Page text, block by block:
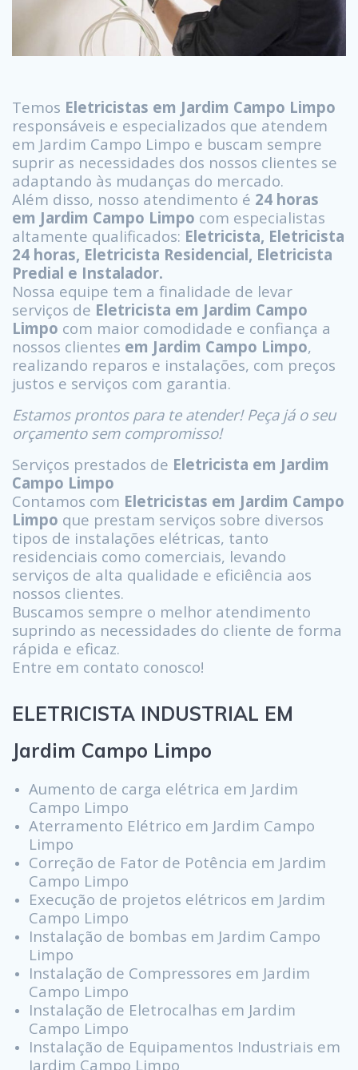
Temos Eletricistas em Jardim Campo Limpo
responsáveis e especializados que atendem
em Jardim Campo Limpo e buscam sempre
suprir as necessidades dos nossos clientes se
adaptando às mudanças do mercado.
Além disso, nosso atendimento é 24 horas
em Jardim Campo Limpo com especialistas
altamente qualificados: Eletricista, Eletricista
24 horas, Eletricista Residencial, Eletricista
Predial e Instalador.
Nossa equipe tem a finalidade de levar
serviços de Eletricista em Jardim Campo
Limpo com maior comodidade e confiança a
nossos clientes em Jardim Campo Limpo,
realizando reparos e instalações, com preços
justos e serviços com garantia.
Estamos prontos para te atender! Peça já o seu
orçamento sem compromisso!
Serviços prestados de Eletricista em Jardim
Campo Limpo
Contamos com Eletricistas em Jardim Campo
Limpo que prestam serviços sobre diversos
tipos de instalações elétricas, tanto
residenciais como comerciais, levando
serviços de alta qualidade e eficiência aos
nossos clientes.
Buscamos sempre o melhor atendimento
suprindo as necessidades do cliente de forma
rápida e eficaz.
Entre em contato conosco!
ELETRICISTA INDUSTRIAL EM
Jardim Campo Limpo
Aumento de carga elétrica em Jardim
Campo Limpo
Aterramento Elétrico em Jardim Campo
Limpo
Correção de Fator de Potência em Jardim
Campo Limpo
Execução de projetos elétricos em Jardim
Campo Limpo
Instalação de bombas em Jardim Campo
Limpo
Instalação de Compressores em Jardim
Campo Limpo
Instalação de Eletrocalhas em Jardim
Campo Limpo
Instalação de Equipamentos Industriais em
Jardim Campo Limpo